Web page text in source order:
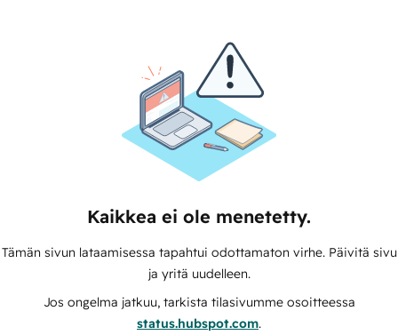
Kaikkea ei ole menetetty.
Tämän sivun lataamisessa tapahtui odottamaton virhe. Päivitä sivu
ja yritä uudelleen.
Jos ongelma jatkuu, tarkista tilasivumme osoitteessa
status.hubspot.com.